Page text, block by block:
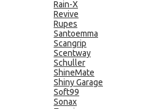
Rain-X
Revive
Rupes
Santoemma
Scangrip
Scentway
Schuller
ShineMate
Shiny Garage
Soft99
Sonax